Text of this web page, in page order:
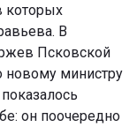
которых
В
Псковской
новому министру
он поочередно